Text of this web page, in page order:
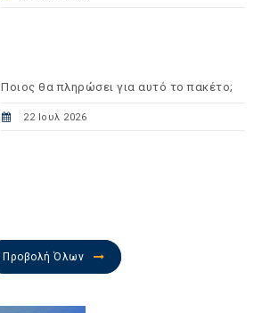
Ποιος θα πληρώσει για αυτό το πακέτο;
22 Ιουλ 2026
Προβολή Όλων